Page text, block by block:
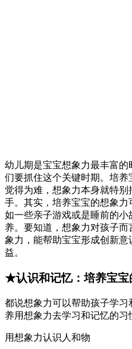
幼儿期是宝宝想象力最丰富
们要抓住这个关键时期。培
觉得为难，想象力本身就特
手。其实，培养宝宝的想象
如一些亲子游戏或是睡前的
养。要知道，想象力对孩子
象力，能帮助宝宝形成创新
益。
★认识和记忆：培养宝宝
都说想象力可以帮助孩子学
养用想象力去学习和记忆的习
用想象力认识人和物